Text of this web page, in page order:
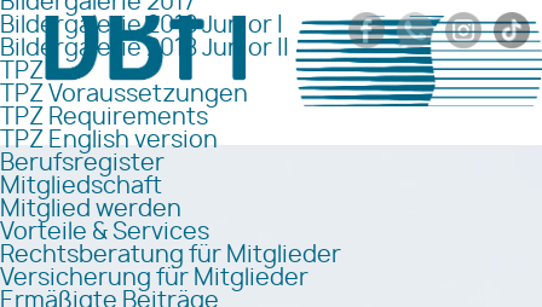
Bildergalerie 2018 Junior I
Bildergalerie 2018 Junior II
TPZ
TPZ Voraussetzungen
TPZ Requirements
TPZ English version
Berufsregister
Mitgliedschaft
Mitglied werden
Vorteile & Services
Rechtsberatung für Mitglieder
Versicherung für Mitglieder
Ermäßigte Beiträge